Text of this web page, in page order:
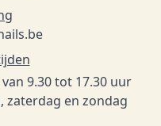
9.30 tot 17.30 uur
zaterdag en zondag